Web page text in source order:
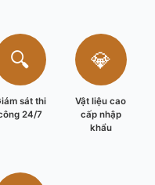
🔍
sát thi
24/7
💎
Vật liệu cao
cấp nhập
khẩu